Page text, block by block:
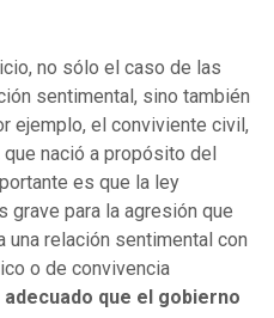
no sólo el caso de las
sentimental, sino también
ejemplo, el conviviente civil,
nació a propósito del
es que la ley
grave para la agresión que
una relación sentimental con
o de convivencia
que el gobierno